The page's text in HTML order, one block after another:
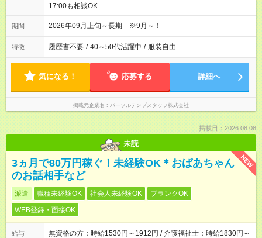
17:00も相談OK
期間 2026年09月上旬～長期 ※9月～！
特徴 履歴書不要 / 40～50代活躍中 / 服装自由
気になる！ 応募する 詳細へ
掲載元企業名 パーソルテンプスタッフ株式会社
掲載日：2026.08.08
未読
NEW
3ヵ月で80万円稼ぐ！未経験OK＊おばあちゃん
のお話相手など
派遣 職種未経験OK 社会人未経験OK
ブランクOK
WEB登録・面接OK
給与
無資格の方：時給1530円～1912円 / 介護福祉士：時給1830円～